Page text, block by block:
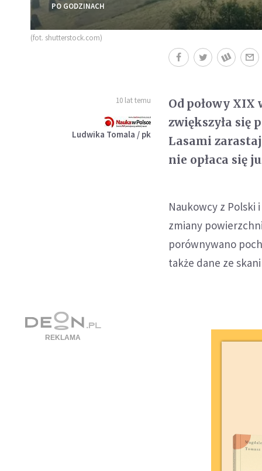
PO GODZINACH
(fot. shutterstock.com)
10 lat temu
Ludwika Tomala / pk
Od połowy
zwiększyła się
Lasami
nie opłaca się
Naukowcy z Polski
zmiany
porównywano
także dane ze